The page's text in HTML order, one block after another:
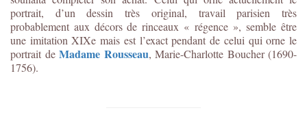
portrait, d’un dessin très original, travail parisien très
probablement aux décors de rinceaux « régence », semble être
une imitation XIXe mais est l’exact pendant de celui qui orne le
portrait de Madame Rousseau, Marie-Charlotte Boucher (1690-
1756).